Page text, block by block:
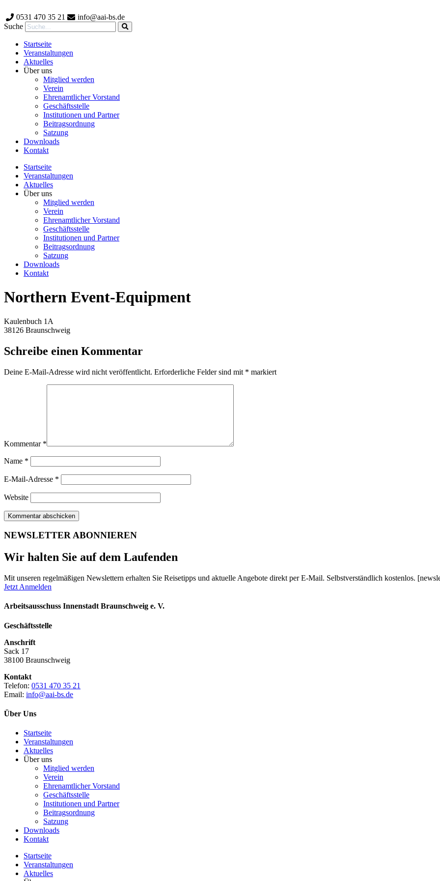
Inhalt
wechseln
0531 470 35 21
info@aai-bs.de
Suche
Startseite
Veranstaltungen
Aktuelles
Über uns
Mitglied werden
Verein
Ehrenamtlicher Vorstand
Geschäftsstelle
Institutionen und Partner
Beitragsordnung
Satzung
Downloads
Kontakt
Startseite
Veranstaltungen
Aktuelles
Über uns
Mitglied werden
Verein
Ehrenamtlicher Vorstand
Geschäftsstelle
Institutionen und Partner
Beitragsordnung
Satzung
Downloads
Kontakt
Northern Event-Equipment
Kaulenbuch 1A
38126 Braunschweig
Schreibe einen Kommentar
Deine E-Mail-Adresse wird nicht veröffentlicht. Erforderliche Felder sind mit * markiert
Kommentar *
Name *
E-Mail-Adresse *
Website
NEWSLETTER ABONNIEREN
Wir halten Sie auf dem Laufenden
Mit unseren regelmäßigen Newslettern erhalten Sie Reisetipps und aktuelle Angebote direkt per E-Mail. Selbstverständlich kostenlos.
Jetzt Anmelden
Arbeitsausschuss Innenstadt Braunschweig e. V.
Geschäftsstelle
Anschrift
Sack 17
38100 Braunschweig
Kontakt
Telefon: 0531 470 35 21
Email: info@aai-bs.de
Über Uns
Startseite
Veranstaltungen
Aktuelles
Über uns
Mitglied werden
Verein
Ehrenamtlicher Vorstand
Geschäftsstelle
Institutionen und Partner
Beitragsordnung
Satzung
Downloads
Kontakt
Startseite
Veranstaltungen
Aktuelles